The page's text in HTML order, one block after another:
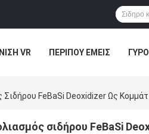
VR ΠΕΡΊΠΟΥ ΕΜΕΊΣ
Σιδήρου FeBaSi Deoxidizer Ως
σιδήρου FeBaSi